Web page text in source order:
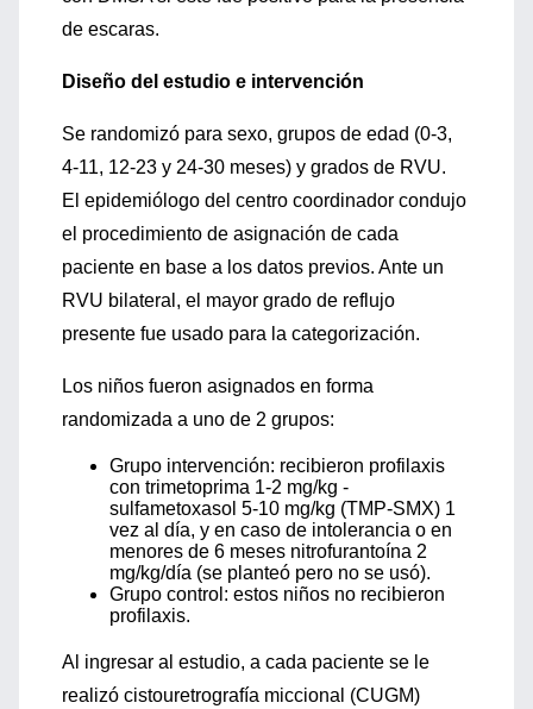
de escaras.
Diseño del estudio e intervención
Se randomizó para sexo, grupos de edad (0-3,
4-11, 12-23 y 24-30 meses) y grados de RVU.
El epidemiólogo del centro coordinador condujo
el procedimiento de asignación de cada
paciente en base a los datos previos. Ante un
RVU bilateral, el mayor grado de reflujo
presente fue usado para la categorización.
Los niños fueron asignados en forma
randomizada a uno de 2 grupos:
Grupo intervención: recibieron profilaxis
con trimetoprima 1-2 mg/kg -
sulfametoxasol 5-10 mg/kg (TMP-SMX) 1
vez al día, y en caso de intolerancia o en
menores de 6 meses nitrofurantoína 2
mg/kg/día (se planteó pero no se usó).
Grupo control: estos niños no recibieron
profilaxis.
Al ingresar al estudio, a cada paciente se le
realizó cistouretrografía miccional (CUGM)